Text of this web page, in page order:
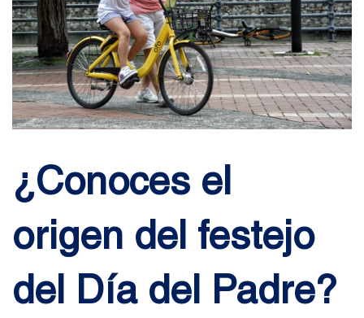
¿Conoces el
origen del festejo
del Día del Padre?